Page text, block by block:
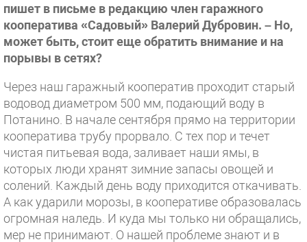
пишет в письме в редакцию член гаражного
кооператива «Садовый» Валерий Дубровин. – Но,
может быть, стоит еще обратить внимание и на
порывы в сетях?
Через наш гаражный кооператив проходит старый
водовод диаметром 500 мм, подающий воду в
Потанино. В начале сентября прямо на территории
кооператива трубу прорвало. С тех пор и течет
чистая питьевая вода, заливает наши ямы, в
которых люди хранят зимние запасы овощей и
солений. Каждый день воду приходится откачивать.
А как ударили морозы, в кооперативе образовалась
огромная наледь. И куда мы только ни обращались,
мер не принимают. О нашей проблеме знают и в